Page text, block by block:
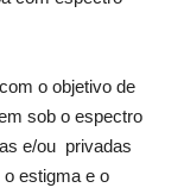
o objetivo de
sob o espectro
e/ou privadas
estigma e o